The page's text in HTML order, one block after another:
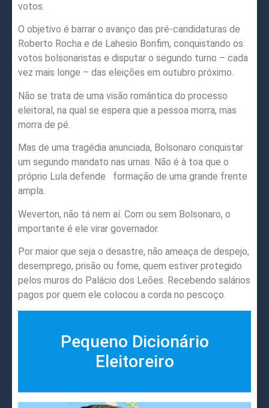
votos.
O objetivo é barrar o avanço das pré-candidaturas de
Roberto Rocha e de Lahesio Bonfim, conquistando os
votos bolsonaristas e disputar o segundo turno – cada
vez mais longe – das eleições em outubro próximo.
Não se trata de uma visão romântica do processo
eleitoral, na qual se espera que a pessoa morra, mas
morra de pé.
Mas de uma tragédia anunciada, Bolsonaro conquistar
um segundo mandato nas urnas. Não é à toa que o
próprio Lula defende formação de uma grande frente
ampla.
Weverton, não tá nem aí. Com ou sem Bolsonaro, o
importante é ele virar governador.
Por maior que seja o desastre, não ameaça de despejo,
desemprego, prisão ou fome, quem estiver protegido
pelos muros do Palácio dos Leões. Recebendo salários
pagos por quem ele colocou a corda no pescoço.
Pequeno Dicionário
Eleitoreiro